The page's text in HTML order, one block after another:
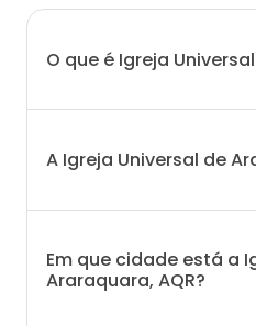
O que é Igreja
A Igreja Universal de
Em que cidade está a
Araraquara, AQR?